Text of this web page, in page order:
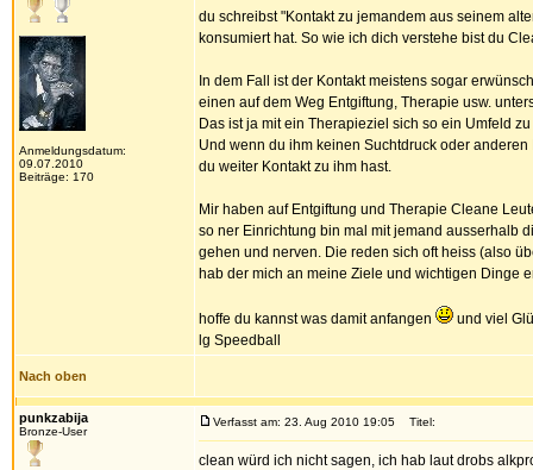
Anmeldungsdatum:
09.07.2010
Beiträge: 170
du schreibst "Kontakt zu jemandem aus seinem
konsumiert hat. So wie ich dich verstehe bist du
In dem Fall ist der Kontakt meistens sogar
einen auf dem Weg Entgiftung, Therapie usw.
Das ist ja mit ein Therapieziel sich so ein Umfeld
Und wenn du ihm keinen Suchtdruck oder
du weiter Kontakt zu ihm hast.
Mir haben auf Entgiftung und Therapie Cleane
so ner Einrichtung bin mal mit jemand ausserhalb
gehen und nerven. Die reden sich oft heiss (also
hab der mich an meine Ziele und wichtigen Dinge
hoffe du kannst was damit anfangen
und viel
lg Speedball
Nach oben
punkzabija
Bronze-User
Verfasst am: 23. Aug 2010 19:05 Titel:
clean würd ich nicht sagen, ich hab laut drobs